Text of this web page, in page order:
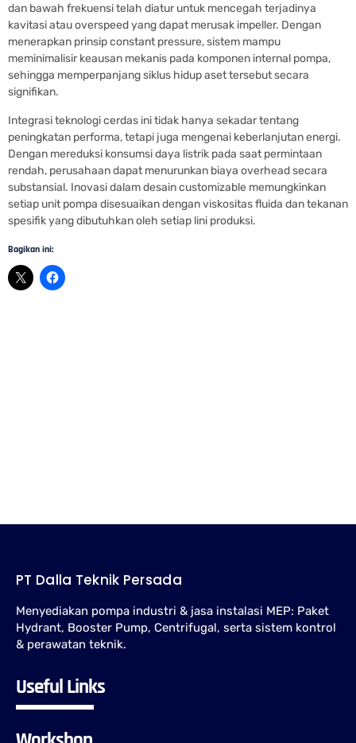
dan bawah frekuensi telah diatur untuk mencegah terjadinya
kavitasi atau overspeed yang dapat merusak impeller. Dengan
menerapkan prinsip constant pressure, sistem mampu
meminimalisir keausan mekanis pada komponen internal pompa,
sehingga memperpanjang siklus hidup aset tersebut secara
signifikan.
Integrasi teknologi cerdas ini tidak hanya sekadar tentang
peningkatan performa, tetapi juga mengenai keberlanjutan energi.
Dengan mereduksi konsumsi daya listrik pada saat permintaan
rendah, perusahaan dapat menurunkan biaya overhead secara
substansial. Inovasi dalam desain customizable memungkinkan
setiap unit pompa disesuaikan dengan viskositas fluida dan tekanan
spesifik yang dibutuhkan oleh setiap lini produksi.
Bagikan ini:
PT Dalla Teknik Persada
Menyediakan pompa industri & jasa instalasi MEP: Paket
Hydrant, Booster Pump, Centrifugal, serta sistem kontrol
& perawatan teknik.
Useful Links